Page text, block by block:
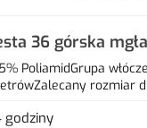
36 górska
PoliamidGrupa
rozmiar
godziny